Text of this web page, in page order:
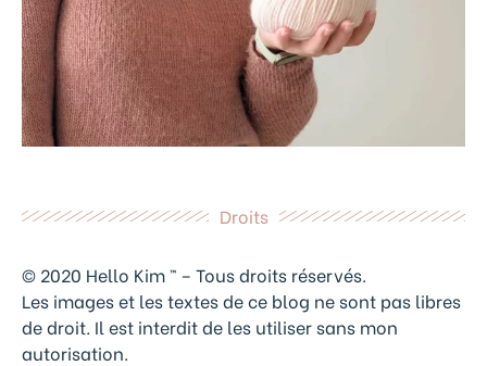
Droits
© 2020 Hello Kim ™ – Tous droits réservés.
Les images et les textes de ce blog ne sont pas libres
de droit. Il est interdit de les utiliser sans mon
autorisation.